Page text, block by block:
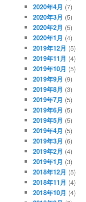
2020年4月 (7)
2020年3月 (5)
2020年2月 (5)
2020年1月 (4)
2019年12月 (5)
2019年11月 (4)
2019年10月 (5)
2019年9月 (9)
2019年8月 (3)
2019年7月 (5)
2019年6月 (5)
2019年5月 (5)
2019年4月 (5)
2019年3月 (6)
2019年2月 (4)
2019年1月 (3)
2018年12月 (5)
2018年11月 (4)
2018年10月 (4)